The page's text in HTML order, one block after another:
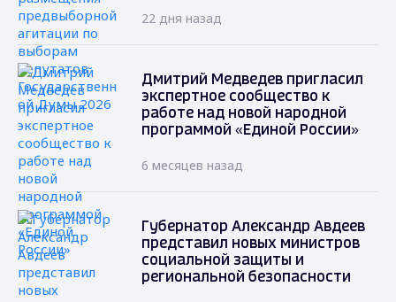
22 дня назад
Дмитрий Медведев пригласил
экспертное сообщество к
работе над новой народной
программой «Единой России»
6 месяцев назад
Губернатор Александр Авдеев
представил новых министров
социальной защиты и
региональной безопасности